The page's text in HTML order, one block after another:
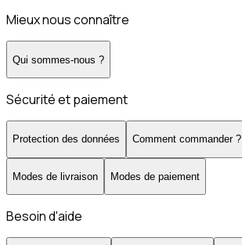
Mieux nous connaître
Qui sommes-nous ?
Sécurité et paiement
Protection des données Comment commander ?
Modes de livraison Modes de paiement
Besoin d'aide